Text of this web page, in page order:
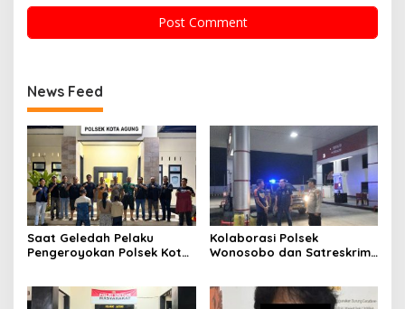
News Feed
Saat Geledah Pelaku
Pengeroyokan Polsek Kota
Amankan Satu Pria Dua
Kolaborasi Polsek
Wonosobo dan Satreskrim
Dugaan Pengecoran BBM